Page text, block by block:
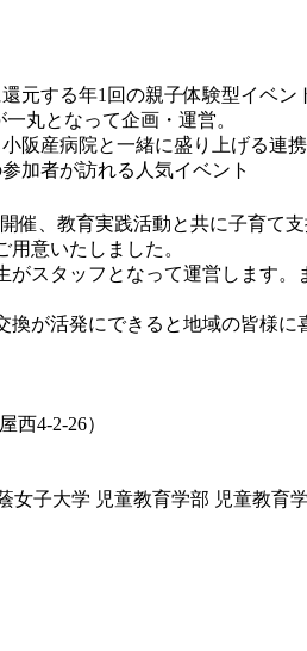
元する年1回の親子体験型イベン
丸となって企画・運営。
阪産病院と一緒に盛り上げる連
加者が訪れる人気イベント
催、教育実践活動と共に子育
意いたしました。
スタッフとなって運営します
が活発にできると地域の皆様
西4-2-26）
女子大学 児童教育学部 児童教育